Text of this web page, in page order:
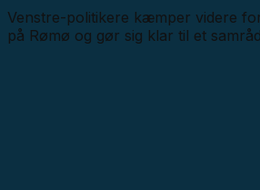
Venstre-politikere kæmper videre
på Rømø og gør sig klar til et